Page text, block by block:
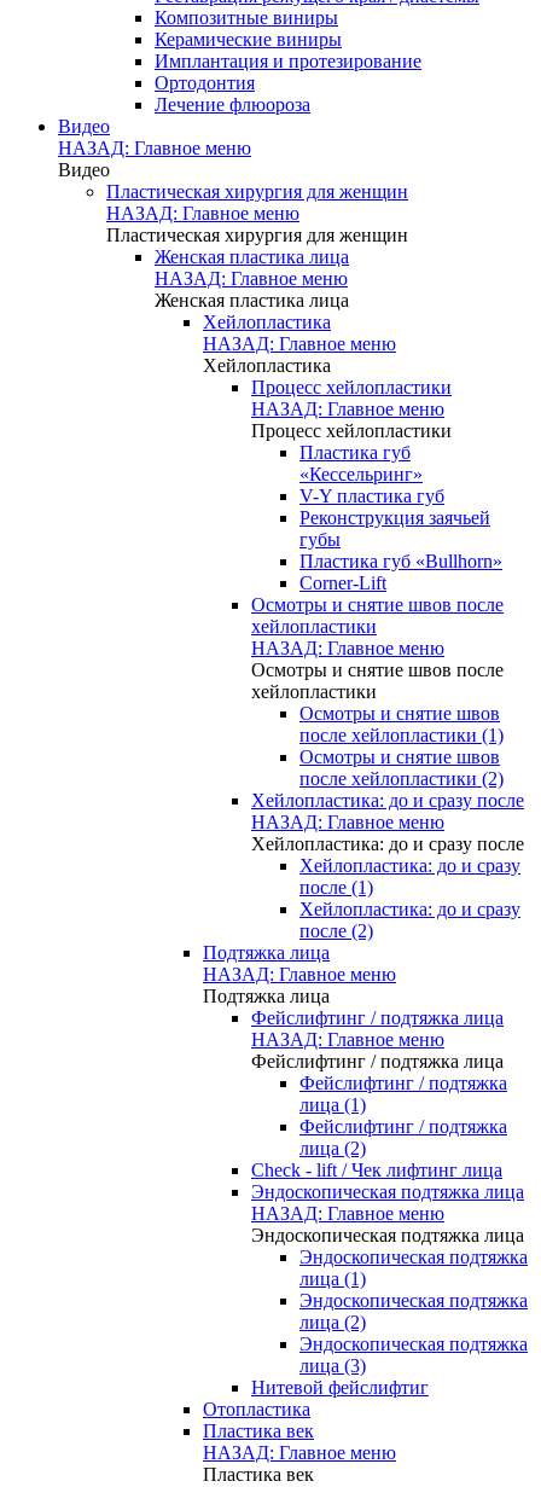
Композитные виниры
Керамические виниры
Имплантация и протезирование
Ортодонтия
Лечение флюороза
Видео
НАЗАД: Главное меню
Видео
Пластическая хирургия для женщин
НАЗАД: Главное меню
Пластическая хирургия для женщин
Женская пластика лица
НАЗАД: Главное меню
Женская пластика лица
Хейлопластика
НАЗАД: Главное меню
Хейлопластика
Процесс хейлопластики
НАЗАД: Главное меню
Процесс хейлопластики
Пластика губ
«Кессельринг»
V-Y пластика губ
Реконструкция заячьей
губы
Пластика губ «Bullhorn»
Corner-Lift
Осмотры и снятие швов после
хейлопластики
НАЗАД: Главное меню
Осмотры и снятие швов после
хейлопластики
Осмотры и снятие швов
после хейлопластики (1)
Осмотры и снятие швов
после хейлопластики (2)
Хейлопластика: до и сразу после
НАЗАД: Главное меню
Хейлопластика: до и сразу после
Хейлопластика: до и сразу
после (1)
Хейлопластика: до и сразу
после (2)
Подтяжка лица
НАЗАД: Главное меню
Подтяжка лица
Фейслифтинг / подтяжка лица
НАЗАД: Главное меню
Фейслифтинг / подтяжка лица
Фейслифтинг / подтяжка
лица (1)
Фейслифтинг / подтяжка
лица (2)
Check - lift / Чек лифтинг лица
Эндоскопическая подтяжка лица
НАЗАД: Главное меню
Эндоскопическая подтяжка лица
Эндоскопическая подтяжка
лица (1)
Эндоскопическая подтяжка
лица (2)
Эндоскопическая подтяжка
лица (3)
Нитевой фейслифтиг
Отопластика
Пластика век
НАЗАД: Главное меню
Пластика век